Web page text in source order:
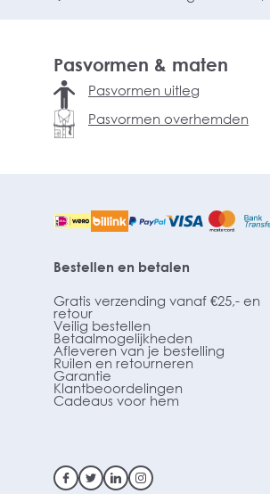
Pasvormen & maten
Pasvormen uitleg
Pasvormen overhemden
Bestellen en betalen
Gratis verzending vanaf €25,- en
retour
Veilig bestellen
Betaalmogelijkheden
Afleveren van je bestelling
Ruilen en retourneren
Garantie
Klantbeoordelingen
Cadeaus voor hem